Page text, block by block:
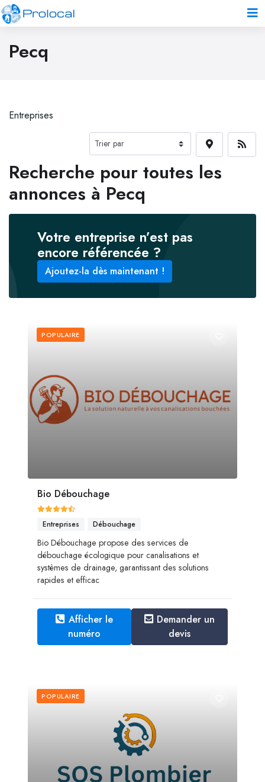
Pecq
Entreprises
Recherche pour toutes les
annonces à Pecq
Votre entreprise n’est pas
encore référencée ?
Ajoutez-la dès maintenant !
POPULAIRE
Bio Débouchage
Entreprises Débouchage
Bio Débouchage propose des services de
débouchage écologique pour canalisations et
systèmes de drainage, garantissant des solutions
rapides et efficac
Afficher le
numéro
Demander un
devis
POPULAIRE